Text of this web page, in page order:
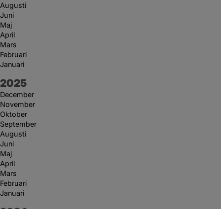
Augusti
Juni
Maj
April
Mars
Februari
Januari
År:
2025
December
November
Oktober
September
Augusti
Juni
Maj
April
Mars
Februari
Januari